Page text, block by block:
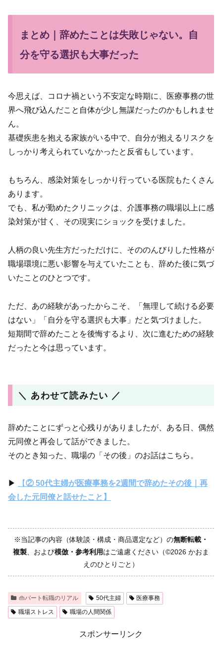
まとめ｜辞めたことは失敗じゃない。自
分を守る選択も大事だった
今思えば、コロナ禍という不安定な時期に、医療事務の世
界へ飛び込んだこと自体が少し無謀だったのかもしれませ
ん。
基礎疾患を抱える家族がいる中で、自分が抱えるリスクを
しっかり考えられていなかったと反省もしています。
もちろん、感染対策をしっかり行っている医院もたくさん
あります。
でも、私が勤めたクリニックは、介護事務の職場以上に感
染対策が甘く、その現実にショックを受けました。
人柄の良い先生方だっただけに、そののんびりした性格が
職場環境に悪い影響を与えていたことも、辞めた後に気づ
いたことのひとつです。
ただ、あの経験があったからこそ、「無理して続ける必要
はない」「自分を守る選択も大事」だと気づけました。
短期間で辞めたことを後悔するより、次に進むための経験
だったと今は思っています。
＼ あわせて読みたい ／
辞めたことにずっと心残りがありましたが、ある日、偶然
元同僚と再会して話ができました。
そのとき知った、職場の「その後」のお話はこちら。
▶ 【② 50代主婦が医療事務を2週間で辞めたその後｜再
会した元同僚と話せたこと】
※当記事の内容（体験談・構成・商品選定など）の無断転載・
複製、および模倣・参考利用はご遠慮ください（©2026 かおま
えのひとりごと）
👜パート転職のリアル 50代主婦
医療事務
職場ストレス
職場の人間関係
スポンサーリンク